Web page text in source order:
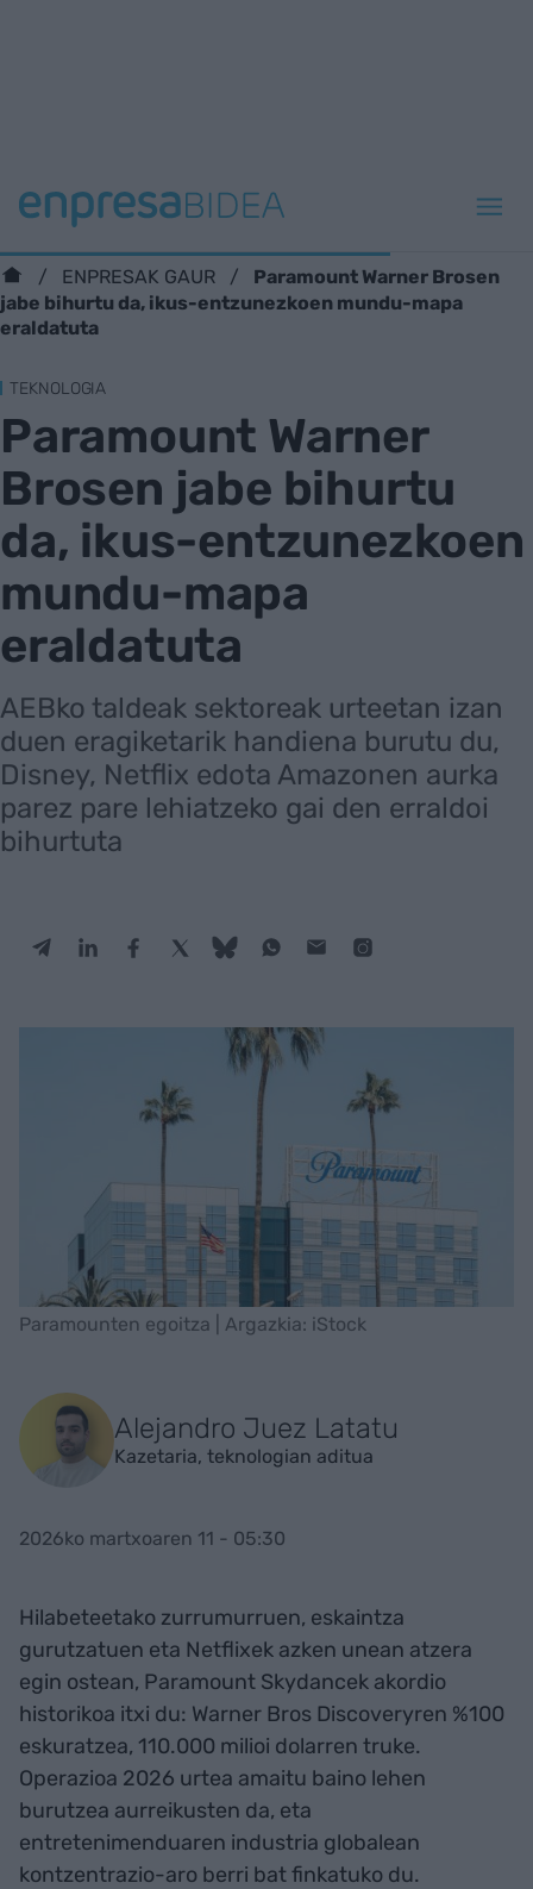
ENPRESAK GAUR
Paramount Warner Brosen
jabe bihurtu da, ikus-entzunezkoen mundu-mapa
eraldatuta
TEKNOLOGIA
Paramount Warner
Brosen jabe bihurtu
da, ikus-entzunezkoen
mundu-mapa
eraldatuta
AEBko taldeak sektoreak urteetan izan
duen eragiketarik handiena burutu du,
Disney, Netflix edota Amazonen aurka
parez pare lehiatzeko gai den erraldoi
bihurtuta
Paramounten egoitza | Argazkia: iStock
Alejandro Juez Latatu
Kazetaria, teknologian aditua
2026ko martxoaren 11 - 05:30
Hilabeteetako zurrumurruen, eskaintza
gurutzatuen eta Netflixek azken unean atzera
egin ostean, Paramount Skydancek akordio
historikoa itxi du: Warner Bros Discoveryren %100
eskuratzea, 110.000 milioi dolarren truke.
Operazioa 2026 urtea amaitu baino lehen
burutzea aurreikusten da, eta
entretenimenduaren industria globalean
kontzentrazio-aro berri bat finkatuko du.